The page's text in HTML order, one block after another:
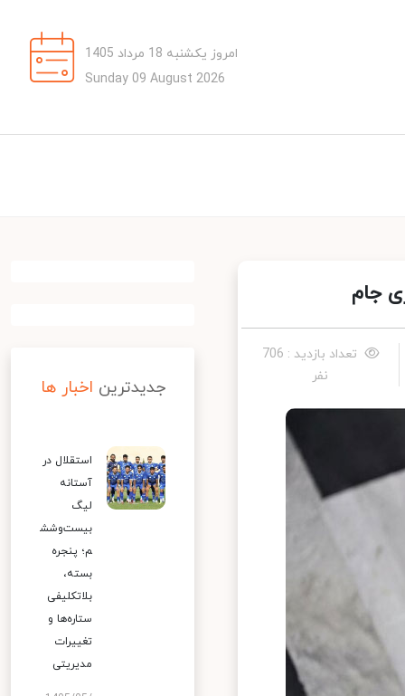
امروز یکشنبه 18 مرداد 1405
Sunday 09 August 2026
جام
تعداد بازدید : 706
نفر
جدیدترین اخبار ها
استقلال در
آستانه
لیگ
بیست‌وشش
م؛ پنجره
بسته،
بلاتکلیفی
ستاره‌ها و
تغییرات
مدیریتی